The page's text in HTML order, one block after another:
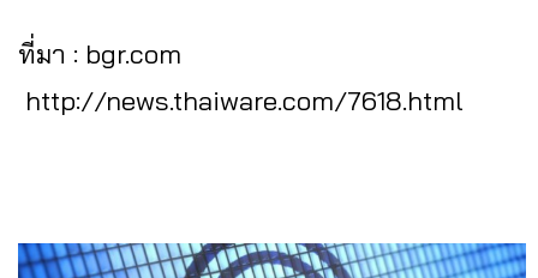
ที่มา : bgr.com
http://news.thaiware.com/7618.html